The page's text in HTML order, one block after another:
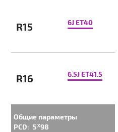
R15 6J ET40
R16 6.5J ET41.5
Общие параметры
PCD: 5ᕁ98